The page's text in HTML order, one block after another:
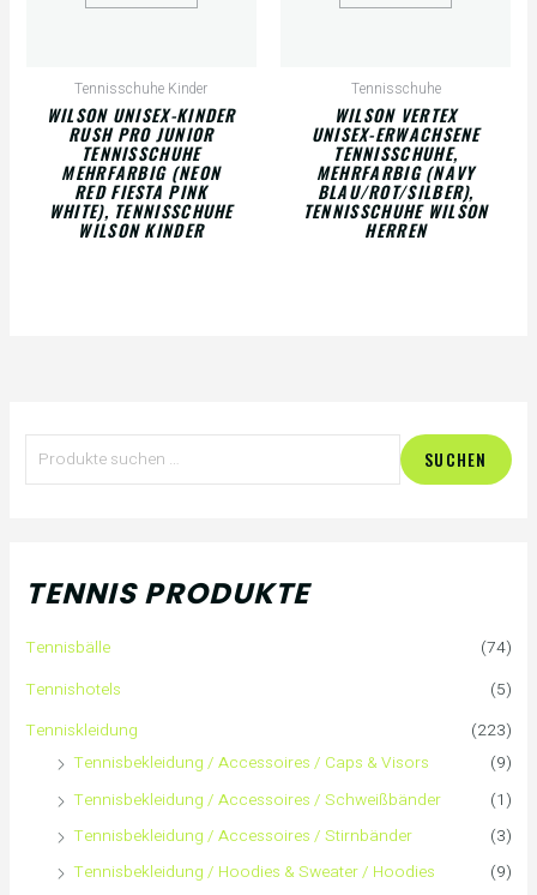
Tennisschuhe Kinder
WILSON UNISEX-KINDER
RUSH PRO JUNIOR
TENNISSCHUHE
MEHRFARBIG (NEON
RED FIESTA PINK
WHITE), TENNISSCHUHE
WILSON KINDER
Tennisschuhe
WILSON VERTEX
UNISEX-ERWACHSENE
TENNISSCHUHE,
MEHRFARBIG (NAVY
BLAU/ROT/SILBER),
TENNISSCHUHE WILSON
HERREN
n
SUCHEN
TENNIS PRODUKTE
Tennisbälle
(74)
Tennishotels
(5)
Tenniskleidung
(223)
Tennisbekleidung / Accessoires / Caps & Visors
(9)
Tennisbekleidung / Accessoires / Schweißbänder
(1)
Tennisbekleidung / Accessoires / Stirnbänder
(3)
Tennisbekleidung / Hoodies & Sweater / Hoodies
(9)